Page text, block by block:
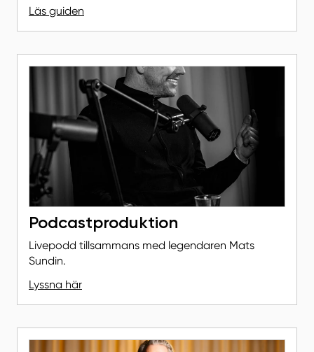
Läs guiden
Podcastproduktion
Livepodd tillsammans med legendaren Mats
Sundin.
Lyssna här